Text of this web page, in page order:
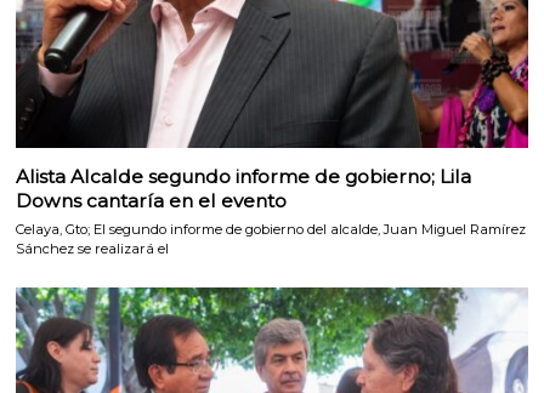
Alista Alcalde segundo informe de gobierno; Lila
Downs cantaría en el evento
Celaya, Gto; El segundo informe de gobierno del alcalde, Juan Miguel Ramírez
Sánchez se realizará el